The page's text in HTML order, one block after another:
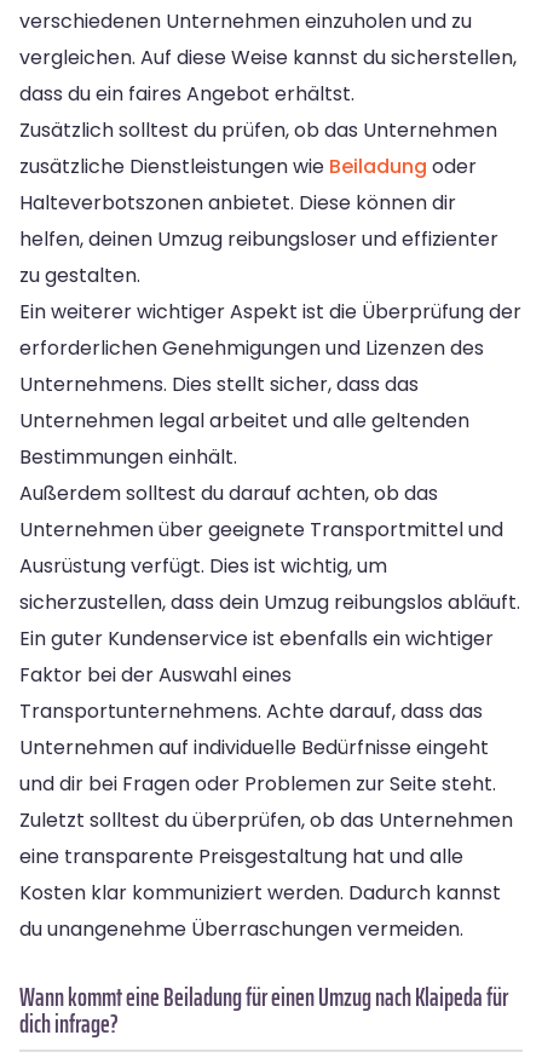
verschiedenen Unternehmen einzuholen und zu
vergleichen. Auf diese Weise kannst du sicherstellen,
dass du ein faires Angebot erhältst.
Zusätzlich solltest du prüfen, ob das Unternehmen
zusätzliche Dienstleistungen wie Beiladung oder
Halteverbotszonen anbietet. Diese können dir
helfen, deinen Umzug reibungsloser und effizienter
zu gestalten.
Ein weiterer wichtiger Aspekt ist die Überprüfung der
erforderlichen Genehmigungen und Lizenzen des
Unternehmens. Dies stellt sicher, dass das
Unternehmen legal arbeitet und alle geltenden
Bestimmungen einhält.
Außerdem solltest du darauf achten, ob das
Unternehmen über geeignete Transportmittel und
Ausrüstung verfügt. Dies ist wichtig, um
sicherzustellen, dass dein Umzug reibungslos abläuft.
Ein guter Kundenservice ist ebenfalls ein wichtiger
Faktor bei der Auswahl eines
Transportunternehmens. Achte darauf, dass das
Unternehmen auf individuelle Bedürfnisse eingeht
und dir bei Fragen oder Problemen zur Seite steht.
Zuletzt solltest du überprüfen, ob das Unternehmen
eine transparente Preisgestaltung hat und alle
Kosten klar kommuniziert werden. Dadurch kannst
du unangenehme Überraschungen vermeiden.
Wann kommt eine Beiladung für einen Umzug nach Klaipeda für
dich infrage?